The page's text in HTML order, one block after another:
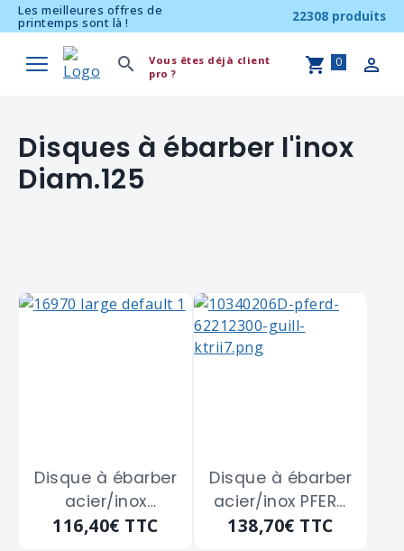
Les meilleures offres de
printemps sont là ! 22308 produits
Vous êtes déjà client
pro ?
0
Disques à ébarber l'inox
Diam.125
Disque à ébarber
acier/inox
cubitron II 3M
116,40€ TTC
Disque à ébarber
acier/inox PFERD
"62212300"
138,70€ TTC